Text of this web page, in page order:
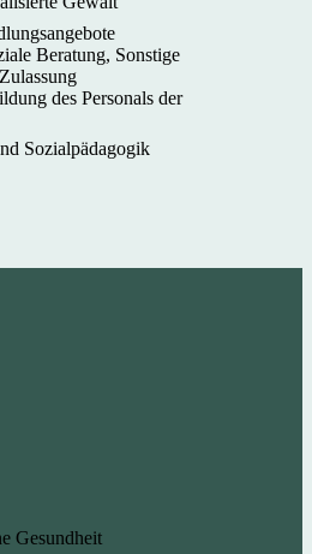
Beratung, Sonstige
des Personals der
Sozialpädagogik
Gesundheit